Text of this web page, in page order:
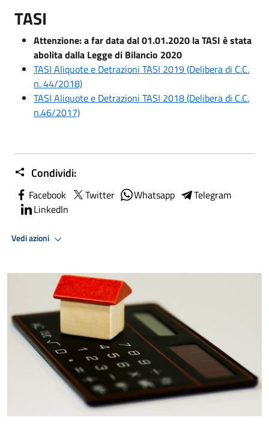
TASI
Attenzione: a far data dal 01.01.2020 la TASI è stata
abolita dalla Legge di Bilancio 2020
TASI Aliquote e Detrazioni TASI 2019 (Delibera di C.C.
n. 44/2018)
TASI Aliquote e Detrazioni TASI 2018 (Delibera di C.C.
n.46/2017)
Condividi:
Facebook Twitter Whatsapp
Telegram
LinkedIn
Vedi azioni